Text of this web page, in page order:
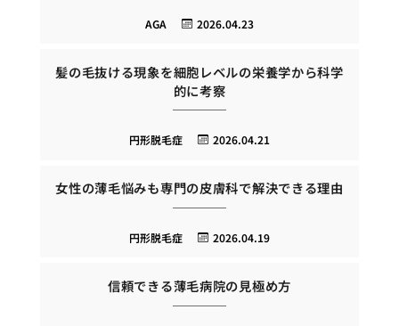
2026.04.23
AGA
髪の毛抜ける現象を細胞レベルの栄養学から科学
的に考察
2026.04.21
円形脱毛症
女性の薄毛悩みも専門の皮膚科で解決できる理由
2026.04.19
円形脱毛症
信頼できる薄毛病院の見極め方